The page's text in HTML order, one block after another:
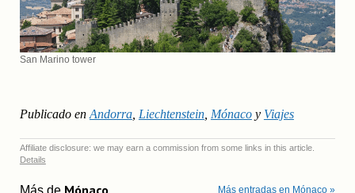
San Marino tower
Publicado en Andorra, Liechtenstein, Mónacoy Viajes
Affiliate disclosure: we may earn a commission from some links in this article.
Details
Más de Más entradas en Mónaco »